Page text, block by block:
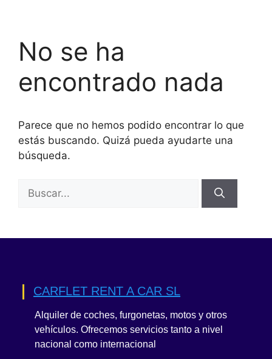
No se ha
encontrado nada
Parece que no hemos podido encontrar lo que
estás buscando. Quizá pueda ayudarte una
búsqueda.
CARFLET RENT A CAR SL
Alquiler de coches, furgonetas, motos y otros
vehículos. Ofrecemos servicios tanto a nivel
nacional como internacional